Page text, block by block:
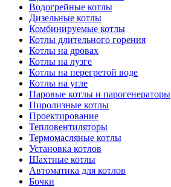
Водогрейные котлы
Дизельные котлы
Комбинируемые котлы
Котлы длительного горения
Котлы на дровах
Котлы на лузге
Котлы на перегретой воде
Котлы на угле
Паровые котлы и парогенераторы
Пиролизные котлы
Проектирование
Тепловентиляторы
Термомасляные котлы
Установка котлов
Шахтные котлы
Автоматика для котлов
Бочки